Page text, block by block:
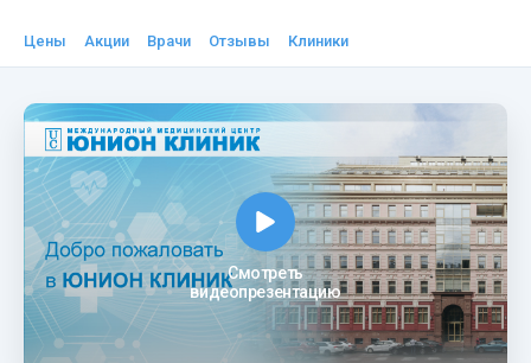
Цены Акции Врачи Отзывы Клиники
Смотреть
видеопрезентацию